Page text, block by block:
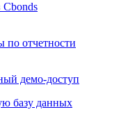
по отчетности
демо-доступ
базу данных